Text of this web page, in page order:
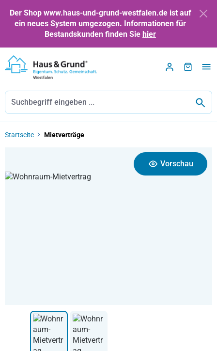
Zum Hauptinhalt springen
Der Shop www.haus-und-grund-westfalen.de ist auf
ein neues System umgezogen. Informationen für
Bestandskunden finden Sie hier
Startseite Mietverträge
Vorschau